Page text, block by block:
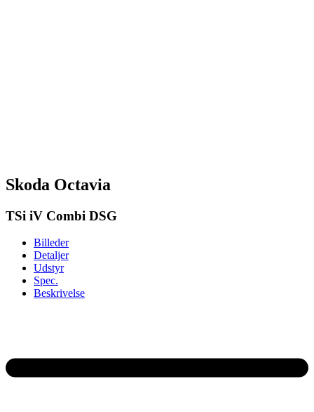
Skoda Octavia
TSi iV Combi DSG
Billeder
Detaljer
Udstyr
Spec.
Beskrivelse